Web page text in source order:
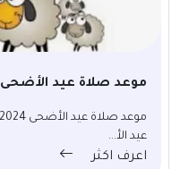
موعد صلاة عيد الأضحى 2024 في تلمسان | الجزائر
عيد الأ...
اعرف اكثر